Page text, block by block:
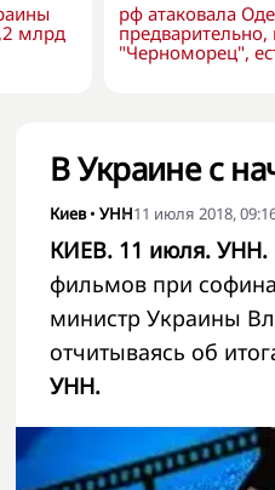
млрд
рф атаковала
"Черноморец",
В Украине с
Киев• УНН11 июля 2018,
КИЕВ. 11 июля. УНН.
фильмов при
министр Украины
отчитываясь об
УНН.